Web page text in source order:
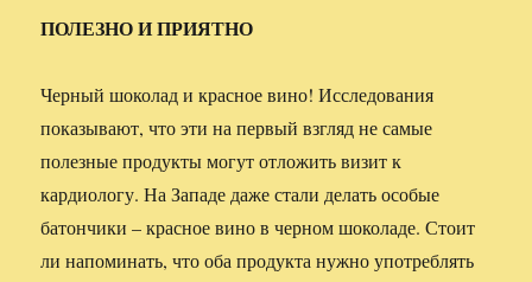
ПОЛЕЗНОИПРИЯТНО
Черный шоколад и красное вино! Исследования
показывают, что эти на первый взгляд не самые
полезные продукты могут отложить визит к
кардиологу. На Западе даже стали делать особые
батончики – красное вино в черном шоколаде. Стоит
ли напоминать, что оба продукта нужно употреблять